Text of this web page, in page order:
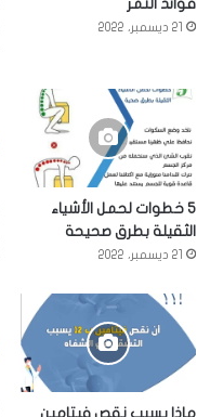
فوائد التمر
21 ديسمبر، 2022
5 خطوات لحمل الأشياء
الثقيلة بطرق صحيحة
21 ديسمبر، 2022
ماذا يسبب نقص فيتامين